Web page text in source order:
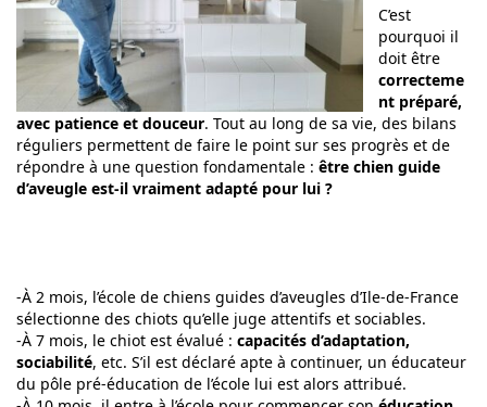
C’est
pourquoi il
doit être
correcteme
nt préparé,
avec patience et douceur. Tout au long de sa vie, des bilans
réguliers permettent de faire le point sur ses progrès et de
répondre à une question fondamentale : être chien guide
d’aveugle est-il vraiment adapté pour lui ?
-À 2 mois, l’école de chiens guides d’aveugles d’Ile-de-France
sélectionne des chiots qu’elle juge attentifs et sociables.
-À 7 mois, le chiot est évalué : capacités d’adaptation,
sociabilité, etc. S’il est déclaré apte à continuer, un éducateur
du pôle pré-éducation de l’école lui est alors attribué.